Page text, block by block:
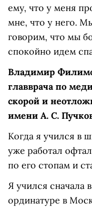
ему, что у меня
мне, что у него.
говорим, что мы
спокойно идем
Владимир
главврача по
скорой и
имени А. С.
Когда я учился в
уже работал
по его стопам и
Я учился сначала
ординатуре в